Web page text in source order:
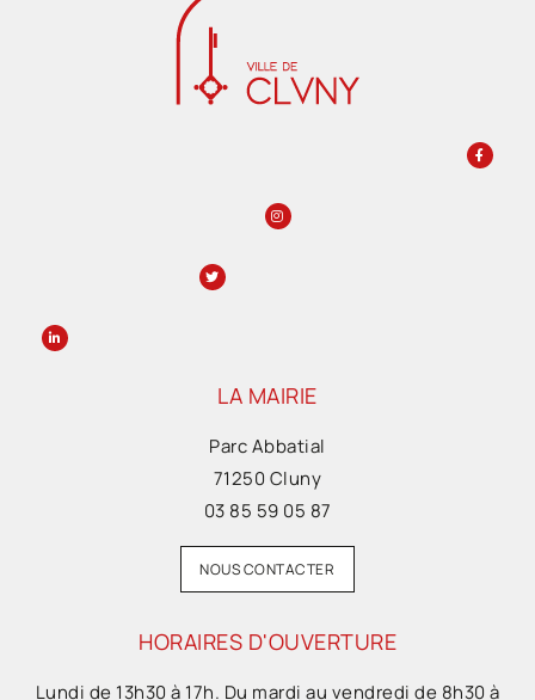
LA MAIRIE
Parc Abbatial
71250 Cluny
03 85 59 05 87
NOUS CONTACTER
HORAIRES D'OUVERTURE
Lundi de 13h30 à 17h. Du mardi au vendredi de 8h30 à